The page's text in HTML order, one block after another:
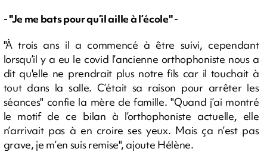
- "Je me bats pour qu’il aille à l’école" -
"À trois ans il a commencé à être suivi, cependant
lorsqu’il y a eu le covid l’ancienne orthophoniste nous a
dit qu'elle ne prendrait plus notre fils car il touchait à
tout dans la salle. C’était sa raison pour arrêter les
séances" confie la mère de famille. "Quand j’ai montré
le motif de ce bilan à l’orthophoniste actuelle, elle
n’arrivait pas à en croire ses yeux. Mais ça n’est pas
grave, je m’en suis remise", ajoute Hélène.